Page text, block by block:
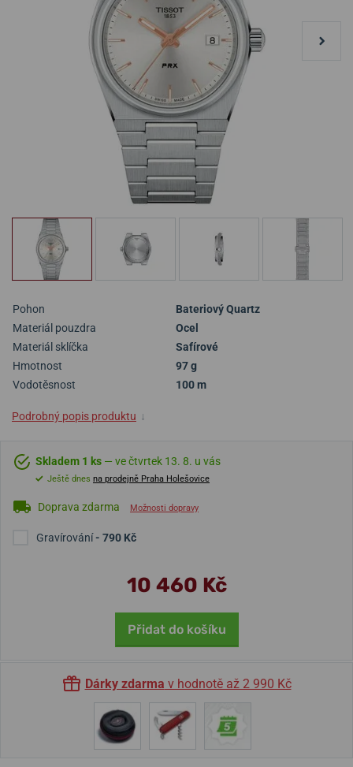
Pohon
Bateriový Quartz
Materiál pouzdra
Ocel
Materiál sklíčka
Safírové
Hmotnost
97 g
Vodotěsnost
100 m
Podrobný popis produktu ↓
Skladem 1 ks — ve čtvrtek 13. 8. u vás
Ještě dnes na prodejně Praha Holešovice
Doprava zdarma Možnosti dopravy
Gravírování- 790 Kč
10 460 Kč
Přidat do košíku
Dárky zdarma v hodnotě až 2 990 Kč